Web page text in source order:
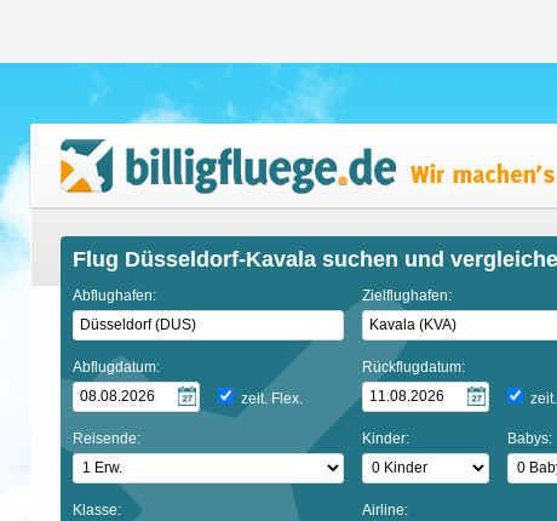
Flug Düsseldorf-Kavala suchen und
Abflughafen: Zielflughafen:
Abflugdatum:
zeit. Flex.
Rückflugdatum:
Reisende: Kinder: Babys:
Klasse: Airline: